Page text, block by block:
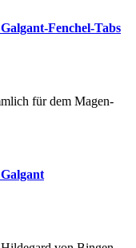
Fenchel-Tabs
für dem Magen-